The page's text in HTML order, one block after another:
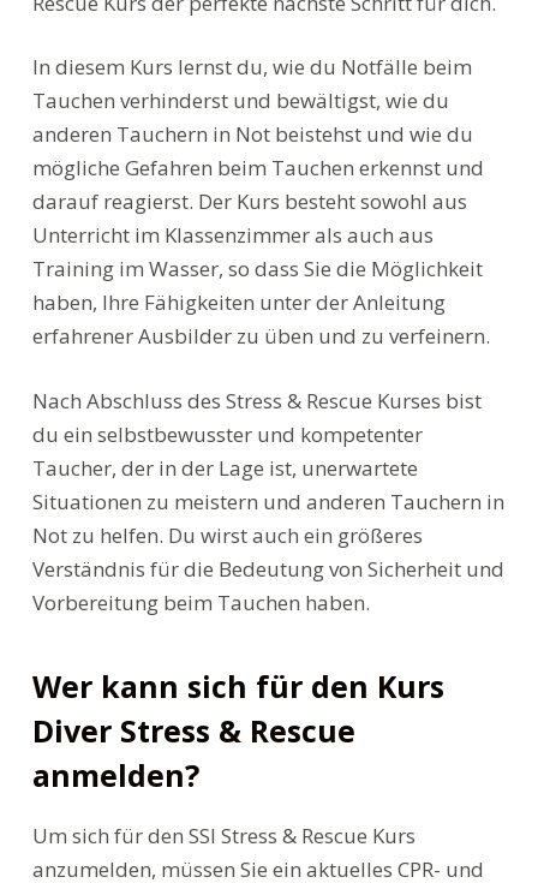
In diesem Kurs lernst du, wie du Notfälle beim
Tauchen verhinderst und bewältigst, wie du
anderen Tauchern in Not beistehst und wie du
mögliche Gefahren beim Tauchen erkennst und
darauf reagierst. Der Kurs besteht sowohl aus
Unterricht im Klassenzimmer als auch aus
Training im Wasser, so dass Sie die Möglichkeit
haben, Ihre Fähigkeiten unter der Anleitung
erfahrener Ausbilder zu üben und zu verfeinern.
Nach Abschluss des Stress & Rescue Kurses bist
du ein selbstbewusster und kompetenter
Taucher, der in der Lage ist, unerwartete
Situationen zu meistern und anderen Tauchern in
Not zu helfen. Du wirst auch ein größeres
Verständnis für die Bedeutung von Sicherheit und
Vorbereitung beim Tauchen haben.
Wer kann sich für den Kurs
Diver Stress & Rescue
anmelden?
Um sich für den SSI Stress & Rescue Kurs
anzumelden, müssen Sie ein aktuelles CPR- und